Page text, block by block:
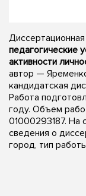
педагогические
активности
автор —
кандидатская
Работа
году. Объем
01000293187. На
сведения о
город, тип